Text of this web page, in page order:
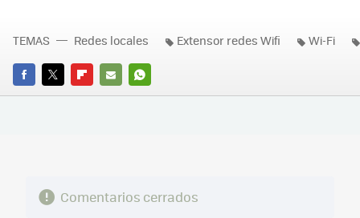
FACEBOOK
TWITTERFLIPBOARD
E-
WHATSAPP
TEMAS Redes locales Extensor redes Wifi Wi-Fi
Comentarios cerrados